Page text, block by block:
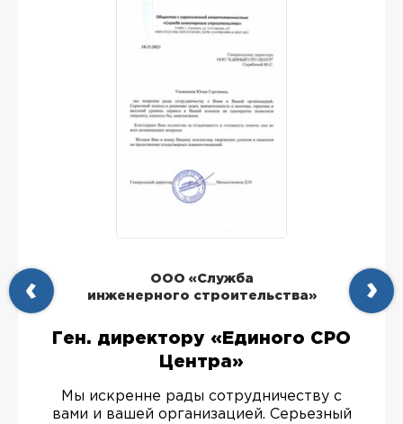
ООО «Служба
инженерного строительства»
Ген. директору «Единого СРО
Центра»
Мы искренне рады сотрудничеству с
вами и вашей организацией. Серьезный